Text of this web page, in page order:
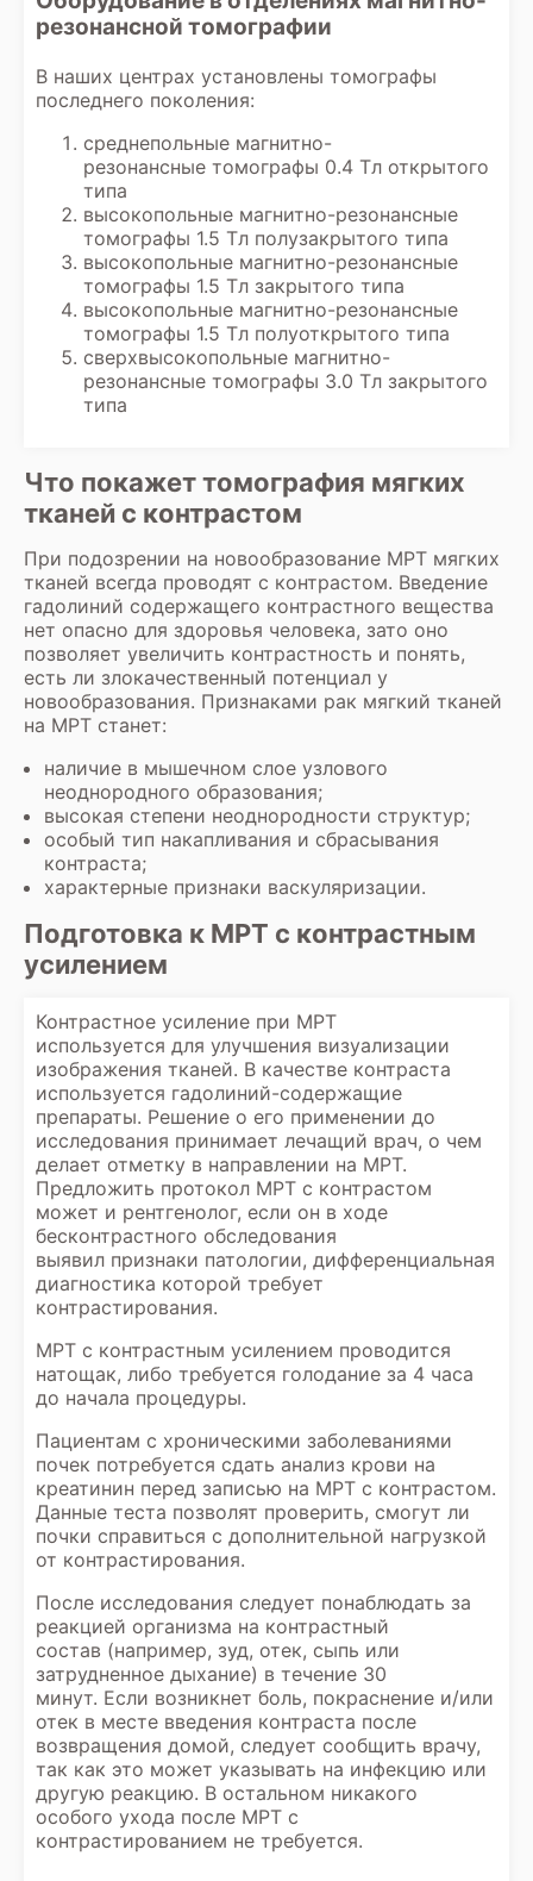
решений, требующих углубленных
знаний в области патологии. Поэтому по
всегда рекомендуется записаться на
прием к специалисту для постановки
плана лечения на основе всех
полученных данных, включая заключение
диагноста.
резонансной томографии
В наших центрах установлены томографы
последнего поколения:
среднепольные магнитно-
резонансные томографы 0.4 Тл открытого
типа
высокопольные магнитно-резонансные
томографы 1.5 Тл полузакрытого типа
высокопольные магнитно-резонансные
томографы 1.5 Тл закрытого типа
высокопольные магнитно-резонансные
томографы 1.5 Тл полуоткрытого типа
сверхвысокопольные магнитно-
резонансные томографы 3.0 Тл закрытого
типа
Что покажет томография мягких
тканей с контрастом
При подозрении на новообразование МРТ мягких
тканей всегда проводят с контрастом. Введение
гадолиний содержащего контрастного вещества
нет опасно для здоровья человека, зато оно
позволяет увеличить контрастность и понять,
есть ли злокачественный потенциал у
новообразования. Признаками рак мягкий тканей
на МРТ станет:
наличие в мышечном слое узлового
неоднородного образования;
высокая степени неоднородности структур;
особый тип накапливания и сбрасывания
контраста;
характерные признаки васкуляризации.
Подготовка к МРТ с контрастным
усилением
Контрастное усиление при МРТ
используется для улучшения визуализации
изображения тканей. В качестве контраста
используется гадолиний-содержащие
препараты. Решение о его применении до
исследования принимает лечащий врач, о чем
делает отметку в направлении на МРТ.
Предложить протокол МРТ с контрастом
может и рентгенолог, если он в ходе
бесконтрастного обследования
выявил признаки патологии, дифференциальная
диагностика которой требует
контрастирования.
МРТ с контрастным усилением проводится
натощак, либо требуется голодание за 4 часа
до начала процедуры.
Пациентам с хроническими заболеваниями
почек потребуется сдать анализ крови на
креатинин перед записью на МРТ с контрастом.
Данные теста позволят проверить, смогут ли
почки справиться с дополнительной нагрузкой
от контрастирования.
После исследования следует понаблюдать за
реакцией организма на контрастный
состав (например, зуд, отек, сыпь или
затрудненное дыхание) в течение 30
минут. Если возникнет боль, покраснение и/или
отек в месте введения контраста после
возвращения домой, следует сообщить врачу,
так как это может указывать на инфекцию или
другую реакцию. В остальном никакого
особого ухода после МРТ с
контрастированием не требуется.